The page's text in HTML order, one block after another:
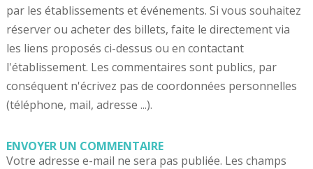
par les établissements et événements. Si vous souhaitez
réserver ou acheter des billets, faite le directement via
les liens proposés ci-dessus ou en contactant
l'établissement. Les commentaires sont publics, par
conséquent n'écrivez pas de coordonnées personnelles
(téléphone, mail, adresse ...).
ENVOYER UN COMMENTAIRE
Votre adresse e-mail ne sera pas publiée. Les champs